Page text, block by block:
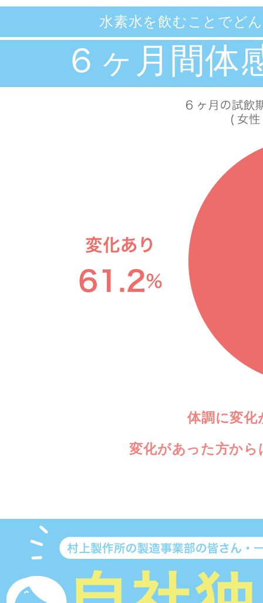
水素水を飲むことでど
６ヶ月間体
体調に変化
変化があった方か